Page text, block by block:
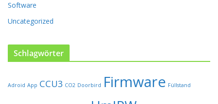
d
u
e
t
Software
Uncategorized
Schlagwörter
Adroid App CCU3 CO2 Doorbird Firmware Füllstand